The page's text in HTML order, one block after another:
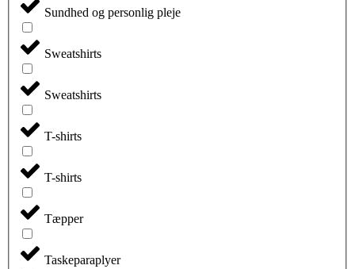
Sundhed og personlig pleje
Sweatshirts
Sweatshirts
T-shirts
T-shirts
Tæpper
Taskeparaplyer